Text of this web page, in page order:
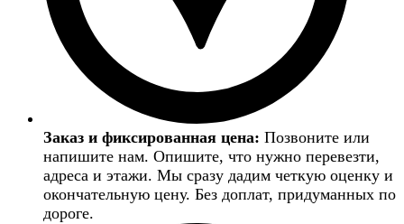
Заказ и фиксированная цена: Позвоните или
напишите нам. Опишите, что нужно перевезти,
адреса и этажи. Мы сразу дадим четкую оценку и
окончательную цену. Без доплат, придуманных по
дороге.